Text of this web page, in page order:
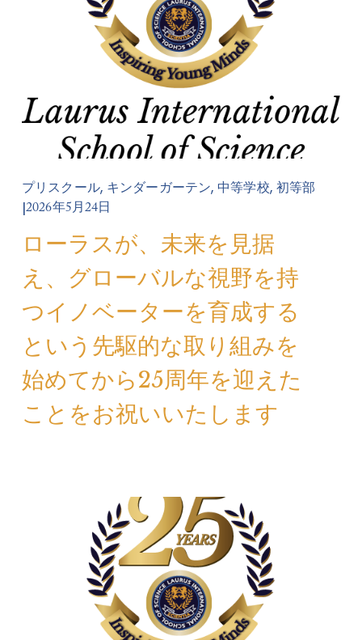
プリスクール, キンダーガーテン, 中等学校, 初等部
2026年5月24日
ローラスが、未来を見据
え、グローバルな視野を持
つイノベーターを育成する
という先駆的な取り組みを
始めてから25周年を迎えた
ことをお祝いいたします